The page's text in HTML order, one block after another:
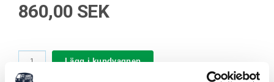
860,00 SEK
Lägg i kundvagnen